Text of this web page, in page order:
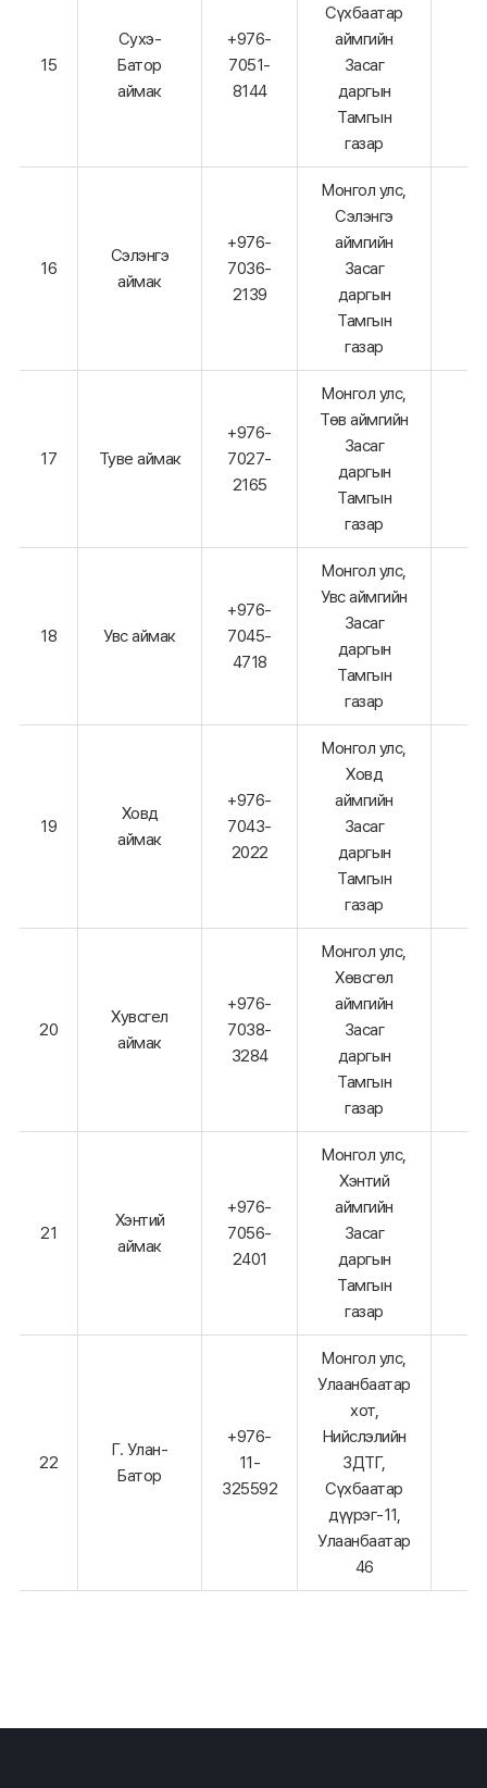
15
Сухэ-
Батор
аймак
+976-
7051-
8144
Сүхбаатар
аймгийн
Засаг
даргын
Тамгын
газар
16
Сэлэнгэ
аймак
+976-
7036-
2139
Монгол улс,
Сэлэнгэ
аймгийн
Засаг
даргын
Тамгын
газар
17 Туве аймак
+976-
7027-
2165
Монгол улс,
Төв аймгийн
Засаг
даргын
Тамгын
газар
18 Увс аймак
+976-
7045-
4718
Монгол улс,
Увс аймгийн
Засаг
даргын
Тамгын
газар
19
Ховд
аймак
+976-
7043-
2022
Монгол улс,
Ховд
аймгийн
Засаг
даргын
Тамгын
газар
20
Хувсгел
аймак
+976-
7038-
3284
Монгол улс,
Хөвсгөл
аймгийн
Засаг
даргын
Тамгын
газар
21
Хэнтий
аймак
+976-
7056-
2401
Монгол улс,
Хэнтий
аймгийн
Засаг
даргын
Тамгын
газар
22
Г. Улан-
Батор
+976-
11-
325592
Монгол улс,
Улаанбаатар
хот,
Нийслэлийн
ЗДТГ,
Сүхбаатар
дүүрэг-11,
Улаанбаатар
46